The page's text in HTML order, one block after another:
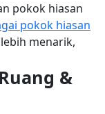
pokok hiasan
pokok hiasan
menarik,
&